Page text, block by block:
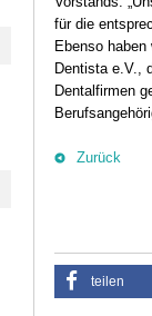
für die
Ebenso
Dentista e.V.,
Dentalfirmen
Zurück
teilen
23.09.2026
Live-Online
IQN: Neue
Fehler
und die
Termin
Somatische